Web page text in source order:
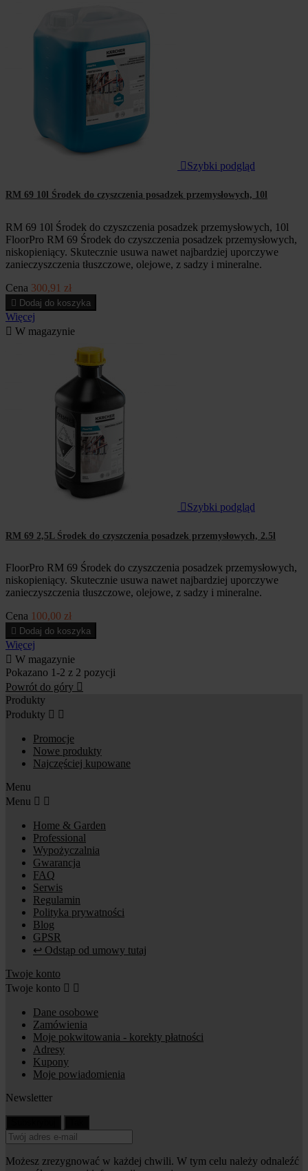
 Szybki podgląd
RM 69 10l Środek do czyszczenia posadzek przemysłowych, 10l
RM 69 10l Środek do czyszczenia posadzek przemysłowych, 10l
FloorPro RM 69 Środek do czyszczenia posadzek przemysłowych,
niskopieniący. Skutecznie usuwa nawet najbardziej uporczywe
zanieczyszczenia tłuszczowe, olejowe, z sadzy i mineralne.
Cena 300,91 zł
 Dodaj do koszyka
Więcej
 W magazynie
 Szybki podgląd
RM 69 2,5L Środek do czyszczenia posadzek przemysłowych, 2.5l
FloorPro RM 69 Środek do czyszczenia posadzek przemysłowych,
niskopieniący. Skutecznie usuwa nawet najbardziej uporczywe
zanieczyszczenia tłuszczowe, olejowe, z sadzy i mineralne.
Cena 100,00 zł
 Dodaj do koszyka
Więcej
 W magazynie
Pokazano 1-2 z 2 pozycji
Powrót do góry 
Produkty
Produkty  
Promocje
Nowe produkty
Najczęściej kupowane
Menu
Menu  
Home & Garden
Professional
Wypożyczalnia
Gwarancja
FAQ
Serwis
Regulamin
Polityka prywatności
Blog
GPSR
↩ Odstąp od umowy tutaj
Twoje konto
Twoje konto  
Dane osobowe
Zamówienia
Moje pokwitowania - korekty płatności
Adresy
Kupony
Moje powiadomienia
Newsletter
Możesz zrezygnować w każdej chwili. W tym celu należy odnaleźć